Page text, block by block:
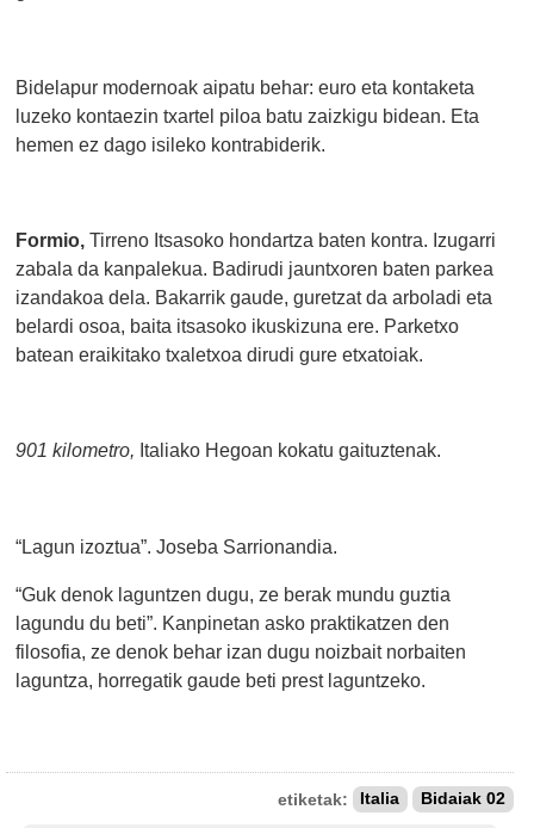
Bidelapur modernoak aipatu behar: euro eta kontaketa
luzeko kontaezin txartel piloa batu zaizkigu bidean. Eta
hemen ez dago isileko kontrabiderik.
Formio,Tirreno Itsasoko hondartza baten kontra. Izugarri
zabala da kanpalekua. Badirudi jauntxoren baten parkea
izandakoa dela. Bakarrik gaude, guretzat da arboladi eta
belardi osoa, baita itsasoko ikuskizuna ere. Parketxo
batean eraikitako txaletxoa dirudi gure etxatoiak.
901 kilometro, Italiako Hegoan kokatu gaituztenak.
“Lagun izoztua”. Joseba Sarrionandia.
“Guk denok laguntzen dugu, ze berak mundu guztia
lagundu du beti”. Kanpinetan asko praktikatzen den
filosofia, ze denok behar izan dugu noizbait norbaiten
laguntza, horregatik gaude beti prest laguntzeko.
etiketak: Italia Bidaiak 02